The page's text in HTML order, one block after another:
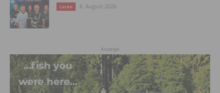
Leute 6. August 2026
Anzeige